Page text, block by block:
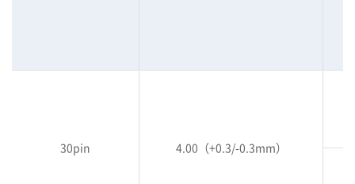
30pin 4.00（+0.3/-0.3mm）